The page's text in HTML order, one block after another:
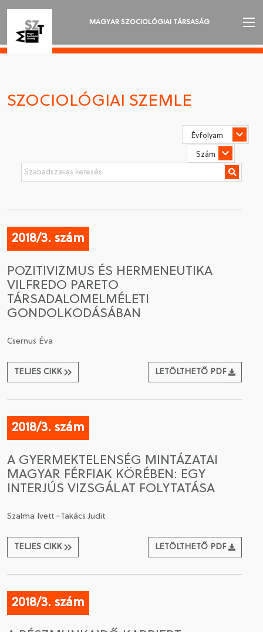
MAGYAR SZOCIOLÓGIAI TÁRSASÁG
SZOCIOLÓGIAI SZEMLE
CSATLAKOZÁS A TÁRSASÁGHOZ / MEGÚJÍTOM A
TAGSÁGOMAT
SZOCIOLÓGIAI SZEMLE
2018/3. szám
POZITIVIZMUS ÉS HERMENEUTIKA
VILFREDO PARETO
TÁRSADALOMELMÉLETI
GONDOLKODÁSÁBAN
Csernus Éva
TELJES CIKK LETÖLTHETŐ PDF
2018/3. szám
A GYERMEKTELENSÉG MINTÁZATAI
MAGYAR FÉRFIAK KÖRÉBEN: EGY
INTERJÚS VIZSGÁLAT FOLYTATÁSA
Szalma Ivett–Takács Judit
TELJES CIKK LETÖLTHETŐ PDF
2018/3. szám